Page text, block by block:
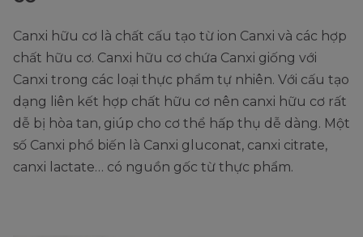
Canxi hữu cơ là chất cấu tạo từ ion Canxi và các hợp
chất hữu cơ. Canxi hữu cơ chứa Canxi giống với
Canxi trong các loại thực phẩm tự nhiên. Với cấu tạo
dạng liên kết hợp chất hữu cơ nên canxi hữu cơ rất
dễ bị hòa tan, giúp cho cơ thể hấp thụ dễ dàng. Một
số Canxi phổ biến là Canxi gluconat, canxi citrate,
canxi lactate… có nguồn gốc từ thực phẩm.